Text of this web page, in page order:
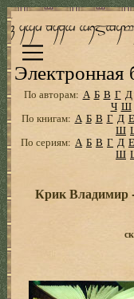
Электронная
По авторам: А Б В Г Д
Ч Ш
По книгам: А Б В Г Д Е
Ш
По сериям: А Б В Г Д Е
Ш
Крик Владимир